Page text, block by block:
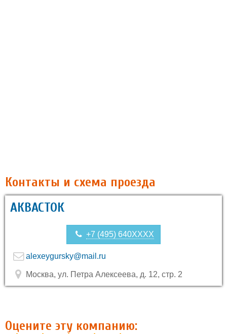
Контакты и схема проезда
АКВАСТОК
+7 (495) 640XXXX
alexeygursky@mail.ru
Москва, ул. Петра Алексеева, д. 12, стр. 2
Оцените эту компанию: